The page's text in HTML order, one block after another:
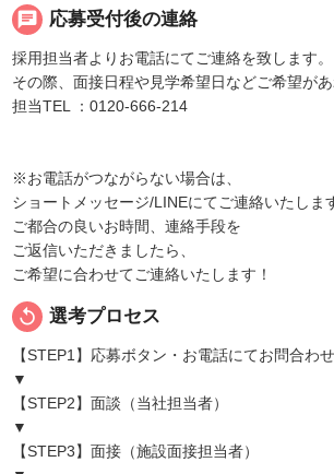
chat 応募受付後の連絡
採用担当者よりお電話にてご連絡を致します。
その際、面接日程や見学希望日などご希望があ
担当TEL ：0120-666-214
※お電話がつながらない場合は、
ショートメッセージ/LINEにてご連絡いたしま
ご都合の良いお時間、連絡手段を
ご返信いただきましたら、
ご希望に合わせてご連絡いたします！
replay 選考プロセス
【STEP1】応募ボタン・お電話にてお問合わ
▼
【STEP2】面談（当社担当者）
▼
【STEP3】面接（施設面接担当者）